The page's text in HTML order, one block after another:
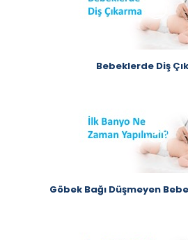
Bebeklerde Diş
Göbek Bağı Düşmeyen